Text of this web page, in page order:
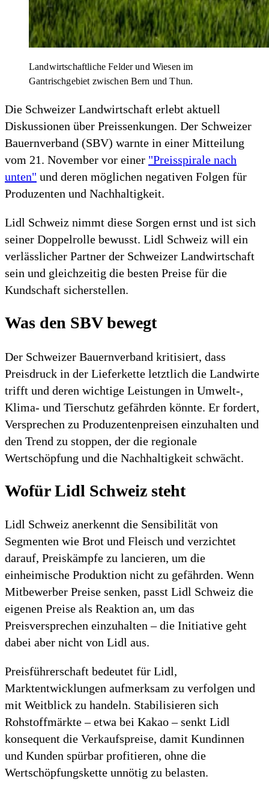
Landwirtschaftliche Felder und Wiesen im
Gantrischgebiet zwischen Bern und Thun.
Die Schweizer Landwirtschaft erlebt aktuell
Diskussionen über Preissenkungen. Der Schweizer
Bauernverband (SBV) warnte in einer Mitteilung
vom 21. November vor einer "Preisspirale nach
unten" und deren möglichen negativen Folgen für
Produzenten und Nachhaltigkeit.
Lidl Schweiz nimmt diese Sorgen ernst und ist sich
seiner Doppelrolle bewusst. Lidl Schweiz will ein
verlässlicher Partner der Schweizer Landwirtschaft
sein und gleichzeitig die besten Preise für die
Kundschaft sicherstellen.
Was den SBV bewegt
Der Schweizer Bauernverband kritisiert, dass
Preisdruck in der Lieferkette letztlich die Landwirte
trifft und deren wichtige Leistungen in Umwelt-,
Klima- und Tierschutz gefährden könnte. Er fordert,
Versprechen zu Produzentenpreisen einzuhalten und
den Trend zu stoppen, der die regionale
Wertschöpfung und die Nachhaltigkeit schwächt.​
Wofür Lidl Schweiz steht
Lidl Schweiz anerkennt die Sensibilität von
Segmenten wie Brot und Fleisch und verzichtet
darauf, Preiskämpfe zu lancieren, um die
einheimische Produktion nicht zu gefährden. Wenn
Mitbewerber Preise senken, passt Lidl Schweiz die
eigenen Preise als Reaktion an, um das
Preisversprechen einzuhalten – die Initiative geht
dabei aber nicht von Lidl aus.​
Preisführerschaft bedeutet für Lidl,
Marktentwicklungen aufmerksam zu verfolgen und
mit Weitblick zu handeln. Stabilisieren sich
Rohstoffmärkte – etwa bei Kakao – senkt Lidl
konsequent die Verkaufspreise, damit Kundinnen
und Kunden spürbar profitieren, ohne die
Wertschöpfungskette unnötig zu belasten.​